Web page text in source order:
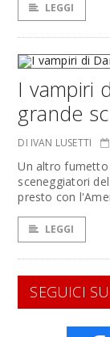
LEGGI
I vampiri
grande
DI IVAN LUSETTI
Un altro fumetto
sceneggiatori
presto con
LEGGI
SEGUICI SU